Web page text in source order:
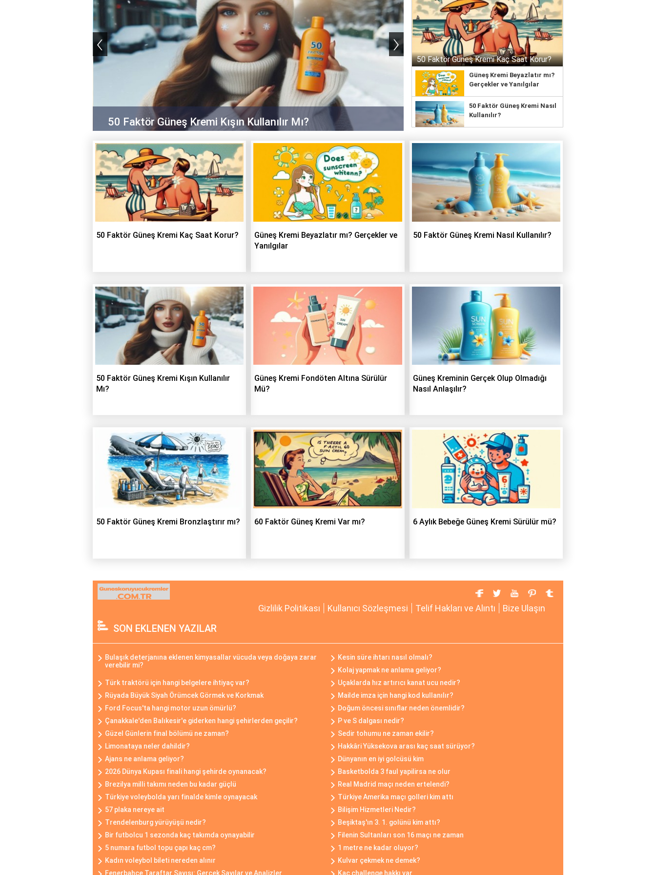
50 Faktör Güneş Kremi Kışın Kullanılır Mı?
‹ › 50 Faktör Güneş Kremi Kaç Saat Korur?
Güneş Kremi Beyazlatır mı?
Gerçekler ve Yanılgılar
50 Faktör Güneş Kremi Nasıl
Kullanılır?
50 Faktör Güneş Kremi Kaç Saat Korur?
Güneş Kremi Beyazlatır mı? Gerçekler ve
Yanılgılar
50 Faktör Güneş Kremi Nasıl Kullanılır?
50 Faktör Güneş Kremi Kışın Kullanılır
Mı?
Güneş Kremi Fondöten Altına Sürülür
Mü?
Güneş Kreminin Gerçek Olup Olmadığı
Nasıl Anlaşılır?
50 Faktör Güneş Kremi Bronzlaştırır mı? 60 Faktör Güneş Kremi Var mı? 6 Aylık Bebeğe Güneş Kremi Sürülür mü?
Gizlilik Politikası Kullanıcı Sözleşmesi Telif Hakları ve Alıntı Bize Ulaşın
SON EKLENEN YAZILAR
Bulaşık deterjanına eklenen kimyasallar vücuda veya doğaya zarar
verebilir mi?
Kesin süre ihtarı nasıl olmalı?
Kolaj yapmak ne anlama geliyor?
Türk traktörü için hangi belgelere ihtiyaç var?
Uçaklarda hız artırıcı kanat ucu nedir?
Rüyada Büyük Siyah Örümcek Görmek ve Korkmak
Mailde imza için hangi kod kullanılır?
Ford Focus'ta hangi motor uzun ömürlü?
Doğum öncesi sınıflar neden önemlidir?
Çanakkale'den Balıkesir'e giderken hangi şehirlerden geçilir?
P ve S dalgası nedir?
Güzel Günlerin final bölümü ne zaman?
Sedir tohumu ne zaman ekilir?
Limonataya neler dahildir?
Hakkâri Yüksekova arası kaç saat sürüyor?
Ajans ne anlama geliyor?
Dünyanın en iyi golcüsü kim
2026 Dünya Kupası finali hangi şehirde oynanacak?
Basketbolda 3 faul yapilirsa ne olur
Brezilya milli takımı neden bu kadar güçlü
Real Madrid maçı neden ertelendi?
Türkiye voleybolda yarı finalde kimle oynayacak
Türkiye Amerika maçı golleri kim attı
57 plaka nereye ait
Bilişim Hizmetleri Nedir?
Trendelenburg yürüyüşü nedir?
Beşiktaş'ın 3. 1. golünü kim attı?
Bir futbolcu 1 sezonda kaç takımda oynayabilir
Filenin Sultanları son 16 maçı ne zaman
5 numara futbol topu çapı kaç cm?
1 metre ne kadar oluyor?
Kadın voleybol bileti nereden alınır
Kulvar çekmek ne demek?
Fenerbahçe Taraftar Sayısı: Gerçek Sayılar ve Analizler
Kaç challenge hakkı var